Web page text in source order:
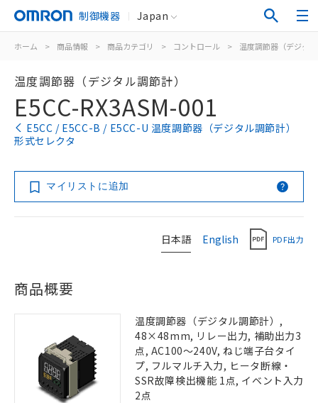
制御機器 Japan
ホーム > 商品情報 > 商品カテゴリ > コントロール > 温度調節器（デジタ
温度調節器（デジタル調節計）
E5CC-RX3ASM-001
E5CC / E5CC-B / E5CC-U 温度調節器（デジタル調節計）
形式セレクタ
マイリストに追加
日本語 English PDF出力
商品概要
温度調節器（デジタル調節計）,
48×48mm, リレー出力, 補助出力3
点, AC100～240V, ねじ端子台タイ
プ, フルマルチ入力, ヒータ断線・
SSR故障検出機能 1点, イベント入力
2点